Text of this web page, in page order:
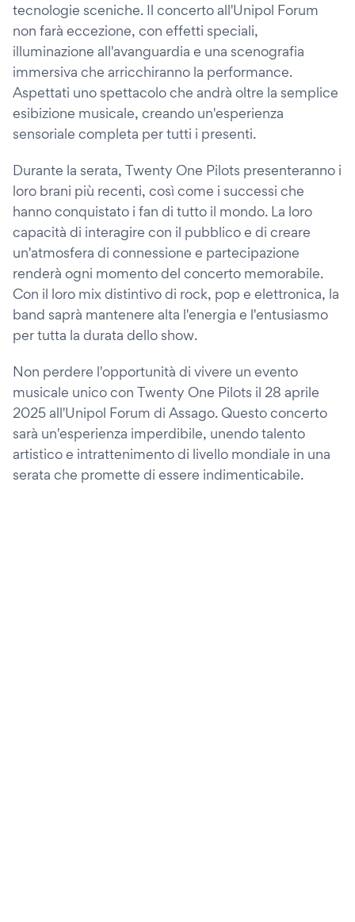
tecnologie sceniche. Il concerto all'Unipol Forum
non farà eccezione, con effetti speciali,
illuminazione all'avanguardia e una scenografia
immersiva che arricchiranno la performance.
Aspettati uno spettacolo che andrà oltre la semplice
esibizione musicale, creando un'esperienza
sensoriale completa per tutti i presenti.
Durante la serata, Twenty One Pilots presenteranno i
loro brani più recenti, così come i successi che
hanno conquistato i fan di tutto il mondo. La loro
capacità di interagire con il pubblico e di creare
un'atmosfera di connessione e partecipazione
renderà ogni momento del concerto memorabile.
Con il loro mix distintivo di rock, pop e elettronica, la
band saprà mantenere alta l'energia e l'entusiasmo
per tutta la durata dello show.
Non perdere l'opportunità di vivere un evento
musicale unico con Twenty One Pilots il 28 aprile
2025 all'Unipol Forum di Assago. Questo concerto
sarà un'esperienza imperdibile, unendo talento
artistico e intrattenimento di livello mondiale in una
serata che promette di essere indimenticabile.